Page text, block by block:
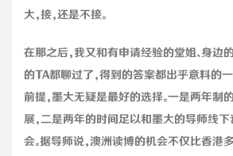
大，接，还是不接。
在那之后，我又和有申请经验的堂姐、身边
的TA都聊过了，得到的答案都出乎意料的
前提，墨大无疑是最好的选择。一是两年制
展，二是两年的时间足以和墨大的导师线下
会。据导师说，澳洲读博的机会不仅比香港